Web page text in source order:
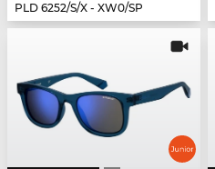
PLD 6252/S/X - XW0/SP